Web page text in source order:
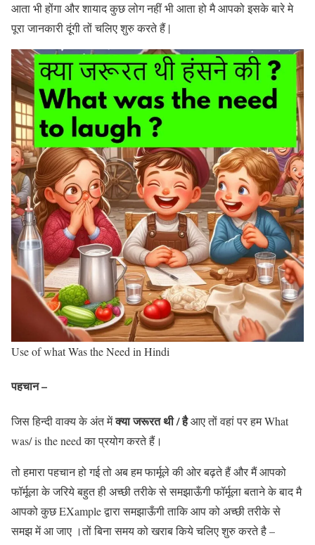
आता भी होंगा और शायाद कुछ लोग नहीं भी आता हो मै आपको इसके बारे मे
पूरा जानकारी दूंगी तों चलिए शुरु करते हैं |
Use of what Was the Need in Hindi
पहचान –
जिस हिन्दी वाक्य के अंत मेंक्या जरूरत थी / हैआए तों वहां पर हम What
was/ is the need का प्रयोग करते हैं।
तो हमारा पहचान हो गई तो अब हम फार्मूले की ओर बढ़ते हैं और मैं आपको
फॉर्मूला के जरिये बहुत ही अच्छी तरीके से समझाऊँगी फॉर्मूला बताने के बाद मै
आपको कुछ EXample द्वारा समझाऊँगी ताकि आप को अच्छी तरीके से
समझ में आ जाए ।तों बिना समय को खराब किये चलिए शुरु करते है –